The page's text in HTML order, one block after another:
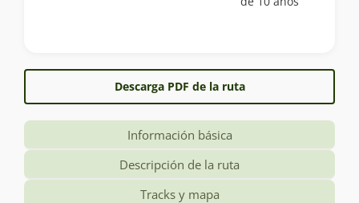
Descarga PDF de la ruta
Información básica
Descripción de la ruta
Tracks y mapa